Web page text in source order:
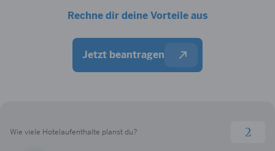
Rechne dir deine Vorteile aus
Jetzt beantragen
Wie viele Hotelaufenthalte planst du?